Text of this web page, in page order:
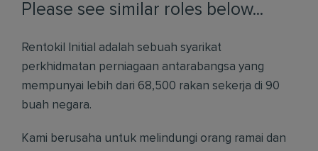
Please see similar roles below...
Rentokil Initial adalah sebuah syarikat
perkhidmatan perniagaan antarabangsa yang
mempunyai lebih dari 68,500 rakan sekerja di 90
buah negara.
Kami berusaha untuk melindungi orang ramai dan